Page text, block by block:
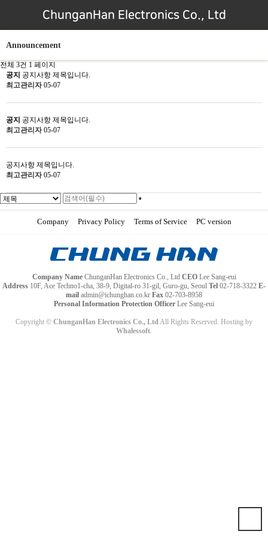
ChunganHan Electronics Co., Ltd
Announcement
전체 3건 1 페이지
공지 공지사항 제목입니다.
최고관리자 05-07
공지 공지사항 제목입니다.
최고관리자 05-07
공지사항 제목입니다.
최고관리자 05-07
Company Privacy Policy Terms of Service PC version
Company NameChunganHan Electronics Co., Ltd CEOLee Sang-eui
Address 10F, Ace Techno1-cha, 38-9, Digital-ro 31-gil, Guro-gu, Seoul Tel 02-718-3322 E-
mail admin@ichunghan.co.kr Fax 02-703-8958
Personal Information Protection Officer Lee Sang-eui
Copyright © ChunganHan Electronics Co., LtdAll Rights Reserved. Hosting by
Whalessoft.